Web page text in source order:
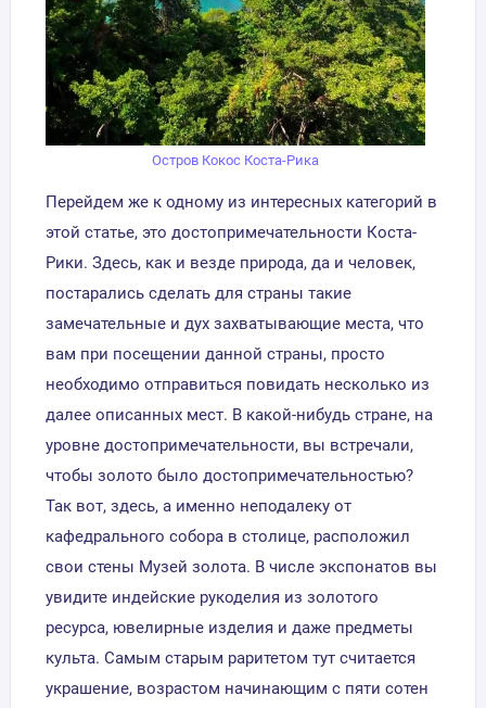
Остров Кокос Коста-Рика
Перейдем же к одному из интересных категорий в
этой статье, это достопримечательности Коста-
Рики. Здесь, как и везде природа, да и человек,
постарались сделать для страны такие
замечательные и дух захватывающие места, что
вам при посещении данной страны, просто
необходимо отправиться повидать несколько из
далее описанных мест. В какой-нибудь стране, на
уровне достопримечательности, вы встречали,
чтобы золото было достопримечательностью?
Так вот, здесь, а именно неподалеку от
кафедрального собора в столице, расположил
свои стены Музей золота. В числе экспонатов вы
увидите индейские рукоделия из золотого
ресурса, ювелирные изделия и даже предметы
культа. Самым старым раритетом тут считается
украшение, возрастом начинающим с пяти сотен